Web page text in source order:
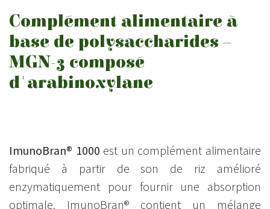
Complément alimentaire à
base de polysaccharides –
MGN-3 composé
d'arabinoxylane
ImunoBran® 1000 est un complément alimentaire
fabriqué à partir de son de riz amélioré
enzymatiquement pour fournir une absorption
optimale. ImunoBran® contient un mélange